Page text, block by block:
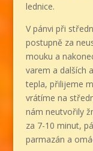
lednice.
V pánvi při
postupně za
mouku a
varem a dalších
tepla, přilijeme
vrátíme na
nám neutvořily
za 7-10 minut,
parmazán a